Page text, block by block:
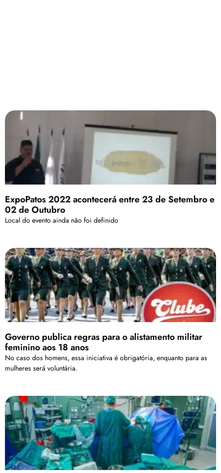
ExpoPatos 2022 acontecerá entre 23 de Setembro e
02 de Outubro
Local do evento ainda não foi definido
Governo publica regras para o alistamento militar
feminino aos 18 anos
No caso dos homens, essa iniciativa é obrigatória, enquanto para as
mulheres será voluntária.